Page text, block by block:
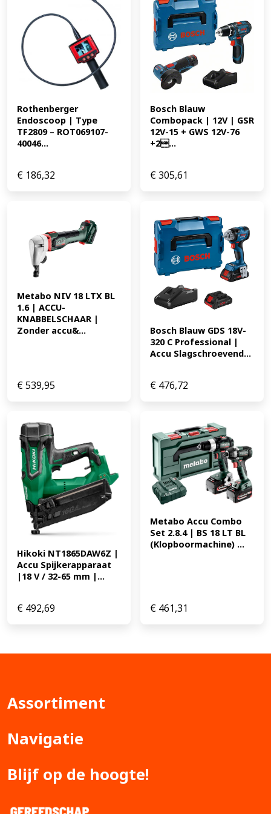
aandraaimoment: 20 * Max. aandraaimoment: 65 Nm *
Max. spanwijdte gereedschapshouder: 13 mm * Min.
spanwijdte gereedschapshouder: 1,5 mm * Capaciteit
accu: 4 Ah Standaard meegeleverd * Snellader GAL 18V-
40 Professional (bestelnummer: 2 607 226 251) * 2 x
accu ProCORE18V 4.0Ah (bestelnummer: 1 600 EAN:
4053423321159 349.65
Rothenberger
Endoscoop | Type
TF2809 – ROT069107-
40046...
€ 186,32
Bosch Blauw
Combopack | 12V | GSR
12V-15 + GWS 12V-76
+2...
€305,61
Metabo NIV 18 LTX BL
1.6 | ACCU-
KNABBELSCHAAR |
Zonder accu&...
€539,95
Bosch Blauw GDS 18V-
320 C Professional |
Accu Slagschroevend...
€ 476,72
Hikoki NT1865DAW6Z |
Accu Spijkerapparaat
|18 V / 32-65 mm |...
€ 492,69
Metabo Accu Combo
Set 2.8.4 | BS 18 LT BL
(Klopboormachine) ...
€ 461,31
Assortiment
Navigatie
Blijf op de hoogte!